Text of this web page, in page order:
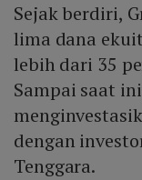
Sejak berdiri,
lima dana
lebih dari 35
Sampai saat
dengan
Tenggara.